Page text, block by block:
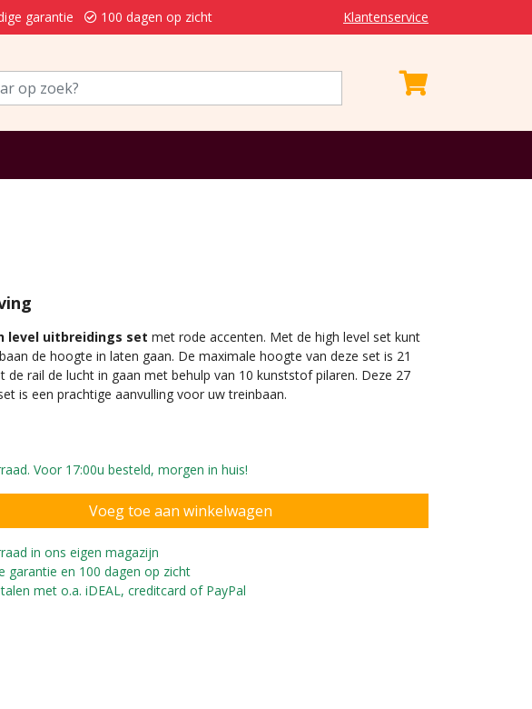
garantie 100 dagen op zicht Klantenservice
level uitbreidings set met rode accenten. Met de high level set kunt
de hoogte in laten gaan. De maximale hoogte van deze set is 21
de rail de lucht in gaan met behulp van 10 kunststof pilaren. Deze 27
is een prachtige aanvulling voor uw treinbaan.
Voor 17:00u besteld, morgen in huis!
in ons eigen magazijn
garantie en 100 dagen op zicht
met o.a. iDEAL, creditcard of PayPal